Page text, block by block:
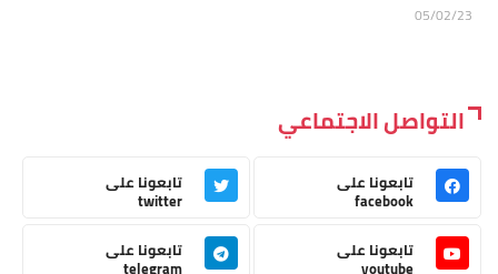
05/02/23
التواصل الاجتماعي
تابعونا على
facebook
تابعونا على
twitter
تابعونا على
youtube
تابعونا على
telegram